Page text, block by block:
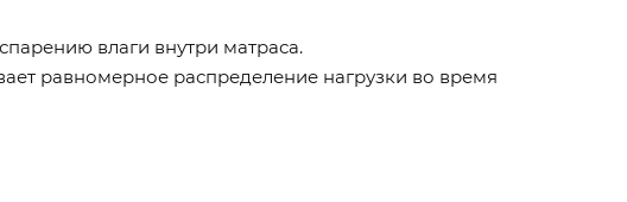
влаги внутри матраса.
равномерное распределение нагрузки во время